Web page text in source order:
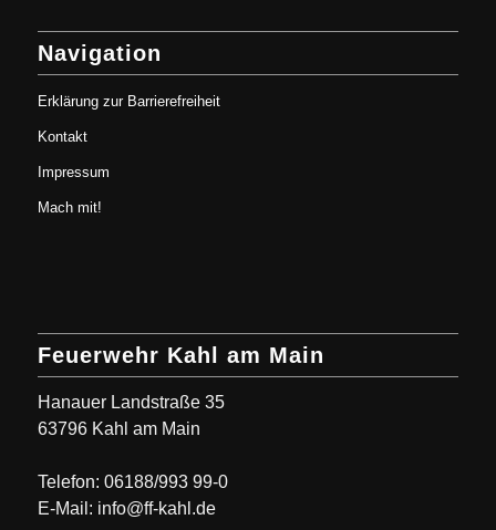
Navigation
Erklärung zur Barrierefreiheit
Kontakt
Impressum
Mach mit!
Feuerwehr Kahl am Main
Hanauer Landstraße 35
63796 Kahl am Main
Telefon: 06188/993 99-0
E-Mail: info@ff-kahl.de